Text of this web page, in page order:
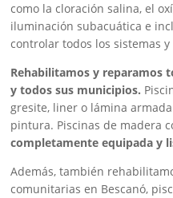
como la cloración salina, el
iluminación subacuática e
controlar todos los sistemas
Rehabilitamos y reparamos
y todos sus municipios.
gresite, liner o lámina
pintura. Piscinas de madera
completamente equipada y
Además, también
comunitarias en Bescanó,